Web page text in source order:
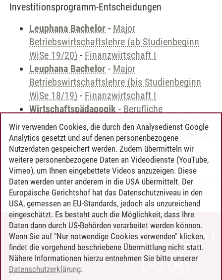
Investitionsprogramm-Entscheidungen
Leuphana Bachelor - Major
Betriebswirtschaftslehre (ab Studienbeginn
WiSe 19/20) - Finanzwirtschaft I
Leuphana Bachelor - Major
Betriebswirtschaftslehre (bis Studienbeginn
WiSe 18/19) - Finanzwirtschaft I
Wirtschaftspädagogik - Berufliche
Fachrichtung Wirtschaftswissenschaften (bis
Studienbeginn WiSe 21/22)-Finanzwirtschaft
I
Timo Leder/30.06.2024
KONTAKT
LEUPHANA ALS ARBEITGEBER
INTRANET
Wir verwenden Cookies, die durch den Analysedienst Google
Analytics gesetzt und auf denen personenbezogene
Nutzerdaten gespeichert werden. Zudem übermitteln wir
weitere personenbezogene Daten an Videodienste (YouTube,
Vimeo), um Ihnen eingebettete Videos anzuzeigen. Diese
Daten werden unter anderem in die USA übermittelt. Der
Europäische Gerichtshof hat das Datenschutzniveau in den
USA, gemessen an EU-Standards, jedoch als unzureichend
eingeschätzt. Es besteht auch die Möglichkeit, dass Ihre
Daten dann durch US-Behörden verarbeitet werden können.
Wenn Sie auf "Nur notwendige Cookies verwenden" klicken,
findet die vorgehend beschriebene Übermittlung nicht statt.
Nähere Informationen hierzu entnehmen Sie bitte unserer
Datenschutzerklärung.